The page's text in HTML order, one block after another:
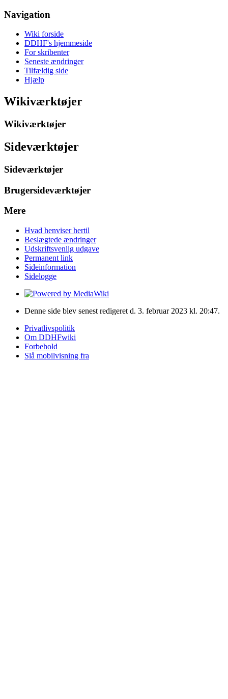
Navigation
Wiki forside
DDHF's hjemmeside
For skribenter
Seneste ændringer
Tilfældig side
Hjælp
Wikiværktøjer
Wikiværktøjer
Sideværktøjer
Sideværktøjer
Brugersideværktøjer
Mere
Hvad henviser hertil
Beslægtede ændringer
Udskriftsvenlig udgave
Permanent link
Sideinformation
Sidelogge
Denne side blev senest redigeret d. 3. februar 2023 kl. 20:47.
Privatlivspolitik
Om DDHFwiki
Forbehold
Slå mobilvisning fra